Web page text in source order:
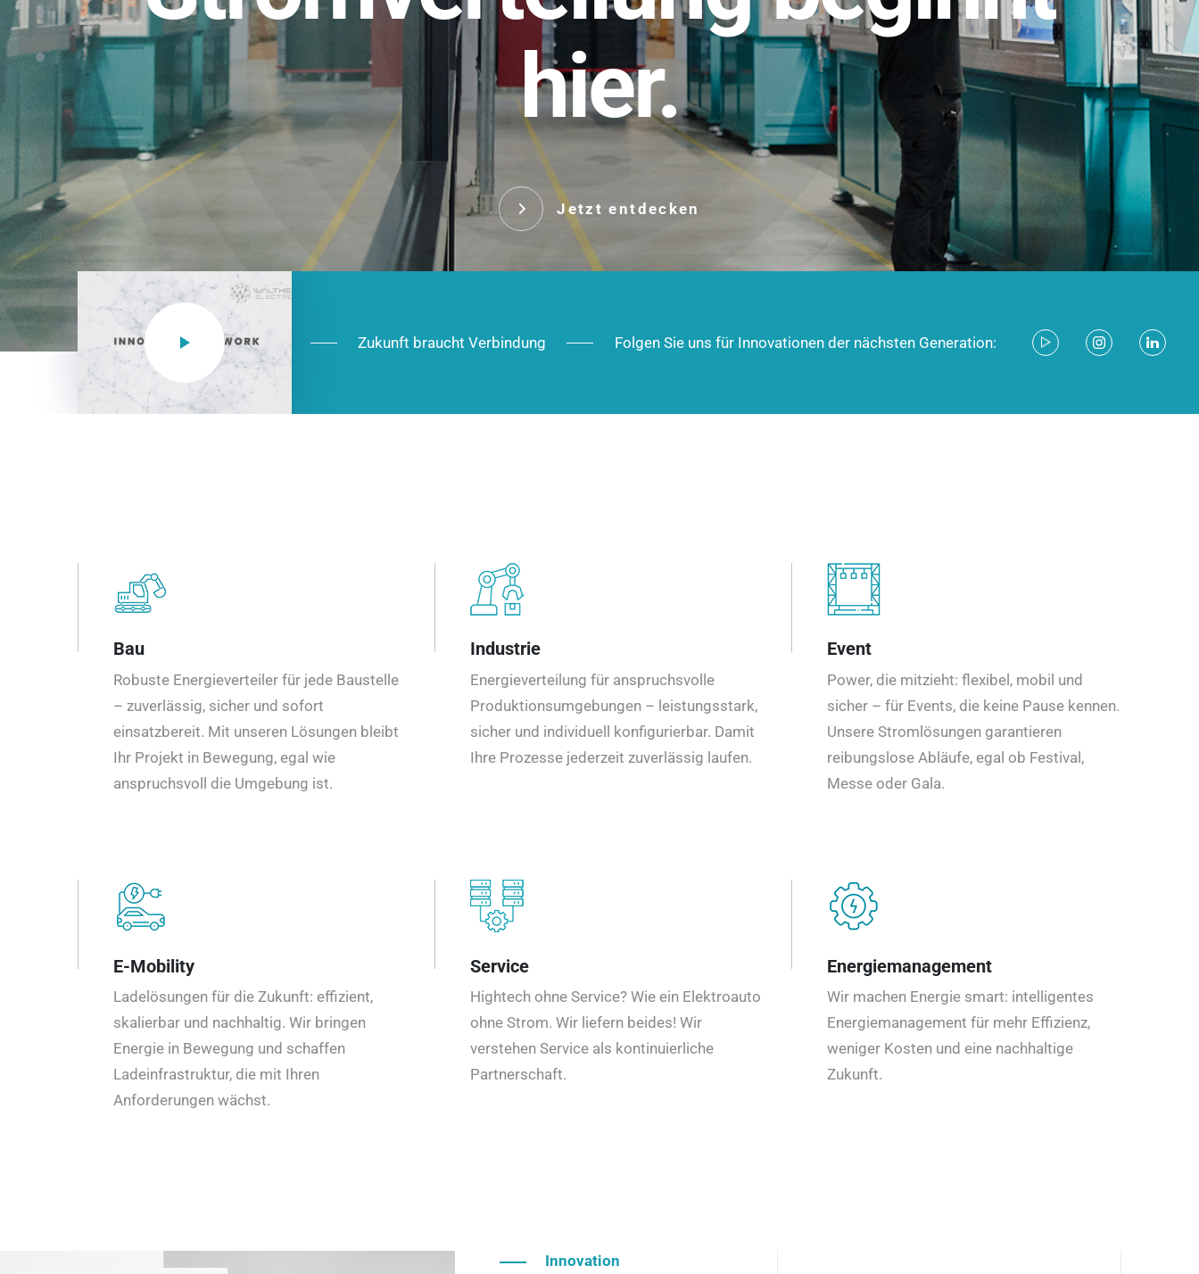
hier.
Jetzt entdecken
NEO CEE: Energieverteilung mit System. Robust im Alltag,
effizient in der Installation, zukunftsfähig im Ausbau.
Das innovative Stecksystem für industrielle Anwendungen –
robust, IP-geschützt und zukunftsfähig.
Jetzt entdecken
Zukunft braucht Verbindung Folgen Sie uns für Innovationen der nächsten Generation:
Bau
Robuste Energieverteiler für jede Baustelle
– zuverlässig, sicher und sofort
einsatzbereit. Mit unseren Lösungen bleibt
Ihr Projekt in Bewegung, egal wie
anspruchsvoll die Umgebung ist.
Industrie
Energieverteilung für anspruchsvolle
Produktionsumgebungen – leistungsstark,
sicher und individuell konfigurierbar. Damit
Ihre Prozesse jederzeit zuverlässig laufen.
Event
Power, die mitzieht: flexibel, mobil und
sicher – für Events, die keine Pause kennen.
Unsere Stromlösungen garantieren
reibungslose Abläufe, egal ob Festival,
Messe oder Gala.
E-Mobility
Ladelösungen für die Zukunft: effizient,
skalierbar und nachhaltig. Wir bringen
Energie in Bewegung und schaffen
Ladeinfrastruktur, die mit Ihren
Anforderungen wächst.
Service
Hightech ohne Service? Wie ein Elektroauto
ohne Strom. Wir liefern beides! Wir
verstehen Service als kontinuierliche
Partnerschaft.
Energiemanagement
Wir machen Energie smart: intelligentes
Energiemanagement für mehr Effizienz,
weniger Kosten und eine nachhaltige
Zukunft.
Innovation